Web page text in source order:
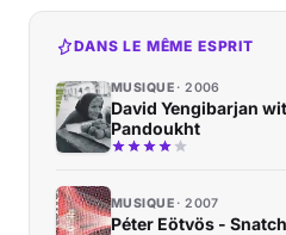
DANS LE MÊME ESPRIT
MUSIQUE 2006
David Yengibarjan
Pandoukht
MUSIQUE 2007
Péter Eötvös -